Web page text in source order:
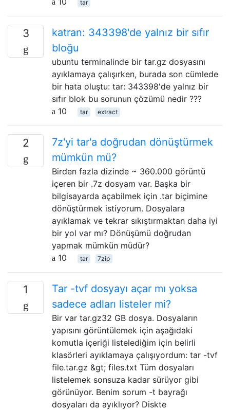
tar
3
katran: 343398'de yalnız bir sıfır
bloğu
ubuntu terminalinde bir tar.gz dosyasını
ayıklamaya çalışırken, burada son cümlede
bir hata oluştu: tar: 343398'de yalnız bir
sıfır blok bu sorunun çözümü nedir ???
10
tar extract
2
7z'yi tar'a doğrudan dönüştürmek
mümkün mü?
Birden fazla dizinde ~ 360.000 görüntü
içeren bir .7z dosyam var. Başka bir
bilgisayarda açabilmek için .tar biçimine
dönüştürmek istiyorum. Dosyalara
ayıklamak ve tekrar sıkıştırmaktan daha iyi
bir yol var mı? Dönüşümü doğrudan
yapmak mümkün müdür?
10
tar 7zip
1
Tar -tvf dosyayı açar mı yoksa
sadece adları listeler mi?
Bir var tar.gz32 GB dosya. Dosyaların
yapısını görüntülemek için aşağıdaki
komutla içeriği listelediğim için belirli
klasörleri ayıklamaya çalışıyordum: tar -tvf
file.tar.gz &gt; files.txt Tüm dosyaları
listelemek sonsuza kadar sürüyor gibi
görünüyor. Benim sorum -t bayrağı
dosyaları da ayıklıyor? Diskte